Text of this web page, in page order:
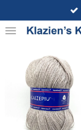
direct
naar
hoofdinhoud